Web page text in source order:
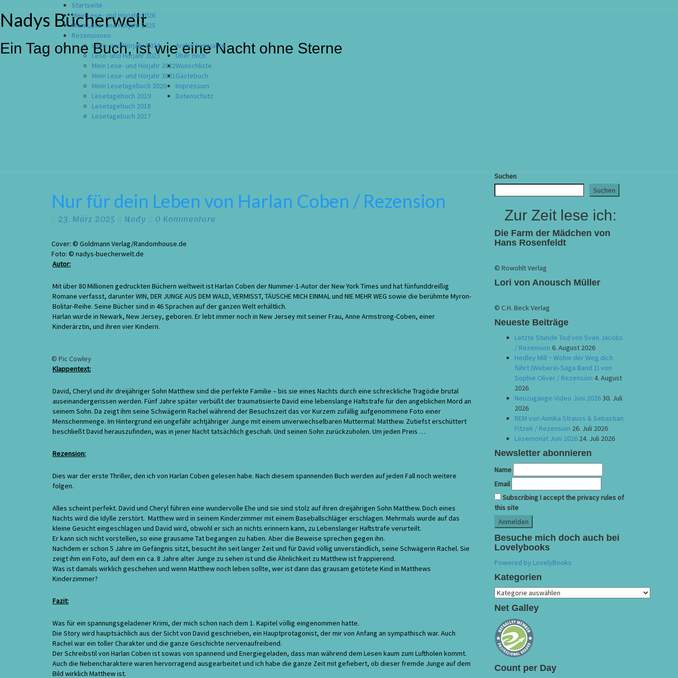
Skip
to
Startseite
Mein Lese- und Hörjahr 2026
Mein Lese- und Hörjahr 2025
Rezensionen
Archiv Lesejahre
Lese- und Hörjahr 2024
Lese- und Hörjahr 2023
Mein Lese- und Hörjahr 2022
Mein Lese- und Hörjahr 2021
Mein Lesetagebuch 2020
Lesetagebuch 2019
Lesetagebuch 2018
Lesetagebuch 2017
Über mich
Wunschliste
Gästebuch
Impressum
Datenschutz
Nadys Bücherwelt
Ein Tag ohne Buch, ist wie eine Nacht ohne Sterne
Nur
für
dein
Leben
Harlan
Coben
/
Nur für dein Leben von Harlan Coben / Rezension
23. März 2025 Nady Kommentare
0 Kommentare
Cover: © Goldmann Verlag/Randomhouse.de
Foto: © nadys-buecherwelt.de
Autor:
Mit über 80 Millionen gedruckten Büchern weltweit ist Harlan Coben der Nummer-1-Autor der New York Times und hat fünfunddreißig
Romane verfasst, darunter WIN, DER JUNGE AUS DEM WALD, VERMISST, TÄUSCHE MICH EINMAL und NIE MEHR WEG sowie die berühmte Myron-
Bolitar-Reihe. Seine Bücher sind in 46 Sprachen auf der ganzen Welt erhältlich.
Harlan wurde in Newark, New Jersey, geboren. Er lebt immer noch in New Jersey mit seiner Frau, Anne Armstrong-Coben, einer
Kinderärztin, und ihren vier Kindern.
© Pic Cowley
Klappentext:
David, Cheryl und ihr dreijähriger Sohn Matthew sind die perfekte Familie – bis sie eines Nachts durch eine schreckliche Tragödie brutal
auseinandergerissen werden. Fünf Jahre später verbüßt der traumatisierte David eine lebenslange Haftstrafe für den angeblichen Mord an
seinem Sohn. Da zeigt ihm seine Schwägerin Rachel während der Besuchszeit das vor Kurzem zufällig aufgenommene Foto einer
Menschenmenge. Im Hintergrund ein ungefähr achtjähriger Junge mit einem unverwechselbaren Muttermal: Matthew. Zutiefst erschüttert
beschließt David herauszufinden, was in jener Nacht tatsächlich geschah. Und seinen Sohn zurückzuholen. Um jeden Preis …
Rezension:
Dies war der erste Thriller, den ich von Harlan Coben gelesen habe. Nach diesem spannenden Buch werden auf jeden Fall noch weitere
folgen.
Alles scheint perfekt. David und Cheryl führen eine wundervolle Ehe und sie sind stolz auf ihren dreijährigen Sohn Matthew. Doch eines
Nachts wird die Idylle zerstört. Matthew wird in seinem Kinderzimmer mit einem Baseballschläger erschlagen. Mehrmals wurde auf das
kleine Gesicht eingeschlagen und David wird, obwohl er sich an nichts erinnern kann, zu Lebenslanger Haftstrafe verurteilt.
Er kann sich nicht vorstellen, so eine grausame Tat begangen zu haben. Aber die Beweise sprechen gegen ihn.
Nachdem er schon 5 Jahre im Gefängnis sitzt, besucht ihn seit langer Zeit und für David völlig unverständlich, seine Schwägerin Rachel. Sie
zeigt ihm ein Foto, auf dem ein ca. 8 Jahre alter Junge zu sehen ist und die Ähnlichkeit zu Matthew ist frappierend.
Was ist damals wirklich geschehen und wenn Matthew noch leben sollte, wer ist dann das grausam getötete Kind in Matthews
Kinderzimmer?
Fazit:
Was für ein spannungsgeladener Krimi, der mich schon nach dem 1. Kapitel völlig eingenommen hatte.
Die Story wird hauptsächlich aus der Sicht von David geschrieben, ein Hauptprotagonist, der mir von Anfang an sympathisch war. Auch
Rachel war ein toller Charakter und die ganze Geschichte nervenaufreibend.
Der Schreibstil von Harlan Coben ist sowas von spannend und Energiegeladen, dass man während dem Lesen kaum zum Luftholen kommt.
Auch die Nebencharaktere waren hervorragend ausgearbeitet und ich habe die ganze Zeit mit gefiebert, ob dieser fremde Junge auf dem
Bild wirklich Matthew ist.
Suchen
Suchen
Zur Zeit lese ich:
Die Farm der Mädchen von
Hans Rosenfeldt
© Rowohlt Verlag
Lori von Anousch Müller
© C.H. Beck Verlag
Neueste Beiträge
Letzte Stunde Tod von Sven Jacobs
/ Rezension 6. August 2026
Hedley Mill ~ Wohin der Weg dich
führt (Weberei-Saga Band 1) von
Sophie Oliver / Rezension 4. August
2026
Neuzugänge-Video Juni 202630. Juli
2026
REM von Annika Strauss & Sebastian
Fitzek / Rezension 26. Juli 2026
Lesemonat Juni 2026 24. Juli 2026
Newsletter abonnieren
Name
Email
Subscribing I accept the privacy rules of
this site
Besuche mich doch auch bei
Lovelybooks
Powered by LovelyBooks
Kategorien
Kategorien
Net Galley
Count per Day